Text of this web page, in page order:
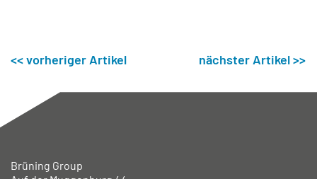
<< vorheriger Artikel nächster Artikel >>
Brüning Group